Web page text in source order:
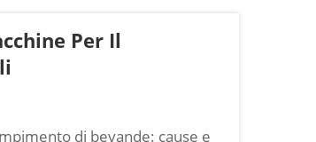
Per Il
di bevande: cause e